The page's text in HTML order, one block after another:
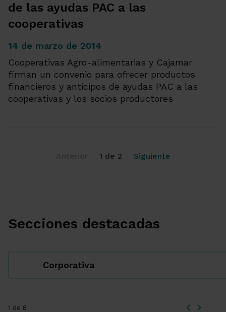
de las ayudas PAC a las
cooperativas
14 de marzo de 2014
Cooperativas Agro-alimentarias y Cajamar
firman un convenio para ofrecer productos
financieros y anticipos de ayudas PAC a las
cooperativas y los socios productores
1 de 2 Siguiente
Secciones destacadas
Corporativa
1 de 8